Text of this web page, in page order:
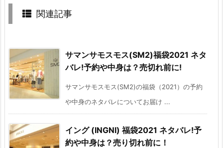
関連記事
サマンサモスモス(SM2)福袋2021 ネタ
バレ!予約や中身は？売切れ前に!
サマンサモスモス(SM2)の福袋（2021）の予約
や中身のネタバレについてお届け ...
イング (INGNI) 福袋2021 ネタバレ!予
約や中身は？売り切れ前に！